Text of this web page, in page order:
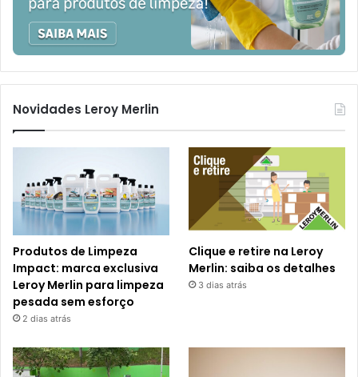
Novidades Leroy Merlin
Produtos de Limpeza
Impact: marca exclusiva
Leroy Merlin para limpeza
pesada sem esforço
2 dias atrás
Clique e retire na Leroy
Merlin: saiba os detalhes
3 dias atrás